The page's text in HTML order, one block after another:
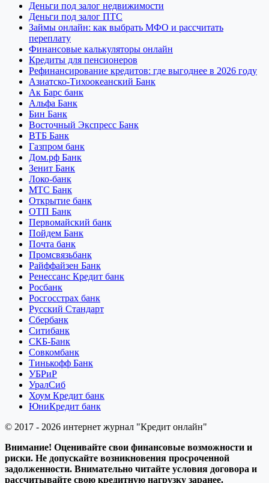
Деньги под залог недвижимости
Деньги под залог ПТС
Займы онлайн: как выбрать МФО и рассчитать
переплату
Финансовые калькуляторы онлайн
Кредиты для пенсионеров
Рефинансирование кредитов: где выгоднее в 2026 году
Азиатско-Тихоокеанский Банк
Ак Барс банк
Альфа Банк
Бин Банк
Восточный Экспресс Банк
ВТБ Банк
Газпром банк
Дом.рф Банк
Зенит Банк
Локо-банк
МТС Банк
Открытие банк
ОТП Банк
Первомайский банк
Пойдем Банк
Почта банк
Промсвязьбанк
Райффайзен Банк
Ренессанс Кредит банк
Росбанк
Росгосстрах банк
Русский Стандарт
Сбербанк
Ситибанк
СКБ-Банк
Совкомбанк
Тинькофф Банк
УБРиР
УралСиб
Хоум Кредит банк
ЮниКредит банк
© 2017 - 2026 интернет журнал "Кредит онлайн"
Внимание! Оценивайте свои финансовые возможности и
риски. Не допускайте возникновения просроченной
задолженности. Внимательно читайте условия договора и
рассчитывайте свою кредитную нагрузку заранее.